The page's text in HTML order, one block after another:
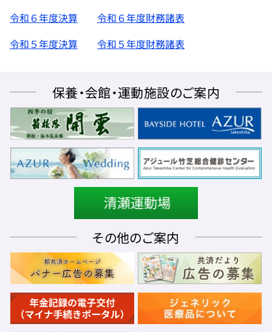
令和６年度決算
令和６年度財務諸表
令和５年度決算
令和５年度財務諸表
保養・会館・運動施設のご案内
その他のご案内